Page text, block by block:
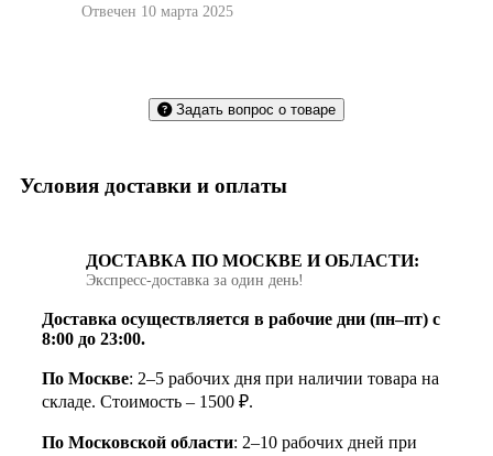
Отвечен 10 марта 2025
Задать вопрос о товаре
Условия доставки и оплаты
ДОСТАВКА ПО МОСКВЕ И ОБЛАСТИ:
Экспресс‑доставка за один день!
Доставка осуществляется в рабочие дни (пн–пт) с
8:00 до 23:00.
По Москве: 2–5 рабочих дня при наличии товара на
складе. Стоимость – 1500 ₽.
По Московской области: 2–10 рабочих дней при